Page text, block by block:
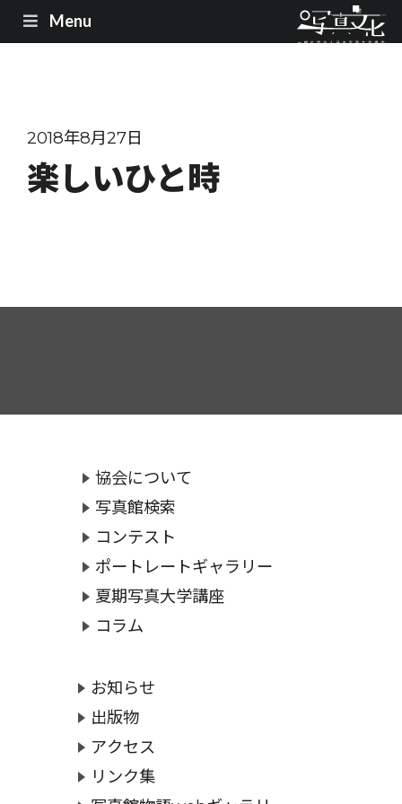
Menu
2018年8月27日
楽しいひと時
協会について
写真館検索
コンテスト
ポートレートギャラリー
夏期写真大学講座
コラム
お知らせ
出版物
アクセス
リンク集